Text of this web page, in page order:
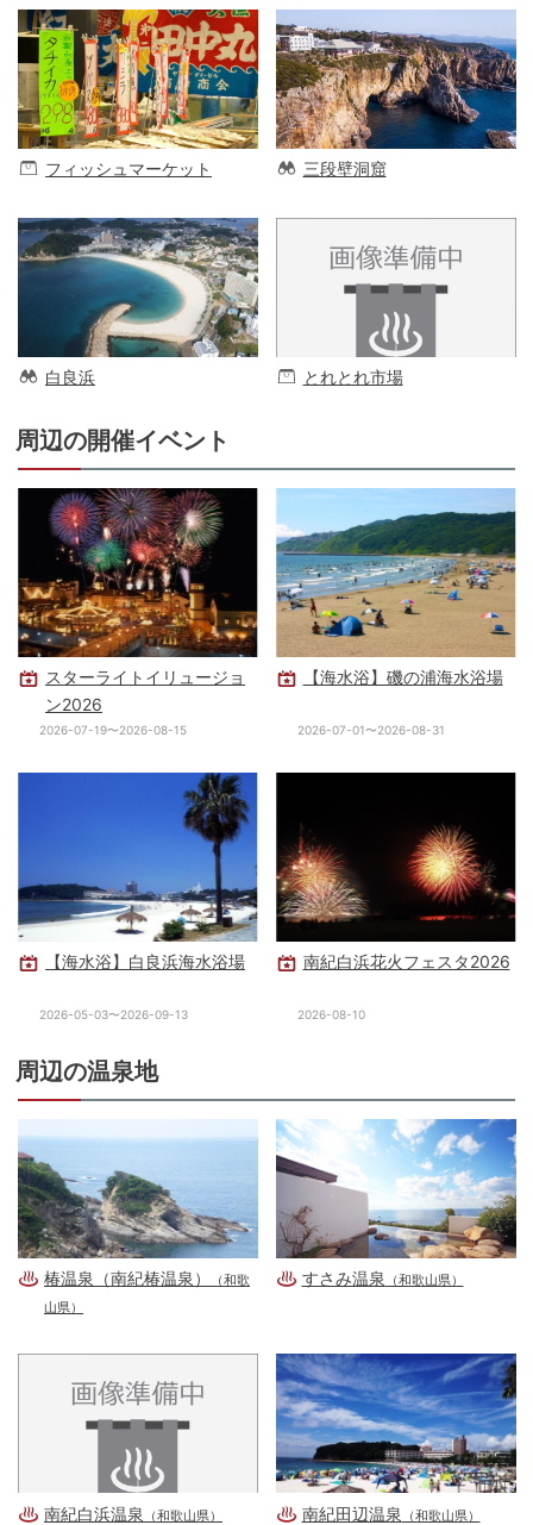
フィッシュマーケット 三段壁洞窟
白良浜 とれとれ市場
周辺の開催イベント
スターライトイリュージョ
ン2026
2026-07-19〜2026-08-15
【海水浴】磯の浦海水浴場
2026-07-01〜2026-08-31
【海水浴】白良浜海水浴場
2026-05-03〜2026-09-13
南紀白浜花火フェスタ2026
2026-08-10
周辺の温泉地
椿温泉（南紀椿温泉）
（和歌
山県）
すさみ温泉 （和歌山県）
南紀白浜温泉 （和歌山県） 南紀田辺温泉 （和歌山県）